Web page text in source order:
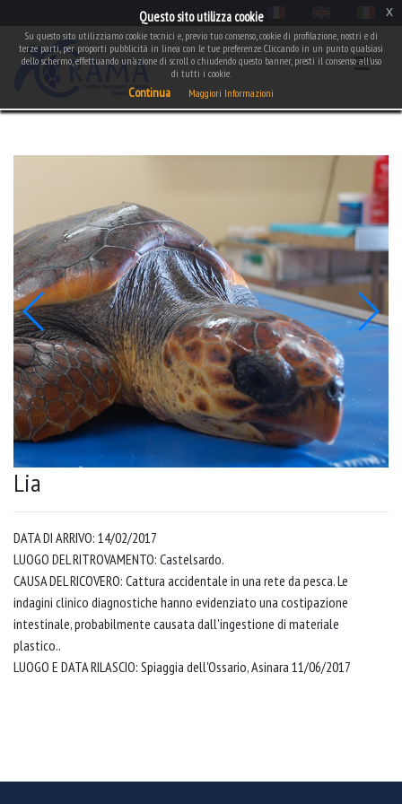
Lia
DATA DI ARRIVO: 14/02/2017
LUOGO DEL RITROVAMENTO: Castelsardo.
CAUSA DEL RICOVERO: Cattura accidentale in una rete da pesca. Le
indagini clinico diagnostiche hanno evidenziato una costipazione
intestinale, probabilmente causata dall'ingestione di materiale
plastico..
LUOGO E DATA RILASCIO: Spiaggia dell'Ossario, Asinara 11/06/2017
Questo sito utilizza cookie
Su questo sito utilizziamo cookie tecnici e, previo tuo consenso, cookie di profilazione, nostri e di
terze parti, per proporti pubblicità in linea con le tue preferenze. Cliccando in un punto qualsiasi
dello schermo, effettuando un'azione di scroll o chiudendo questo banner, presti il consenso all'uso
di tutti i cookie.
Continua Maggiori Informazioni
x